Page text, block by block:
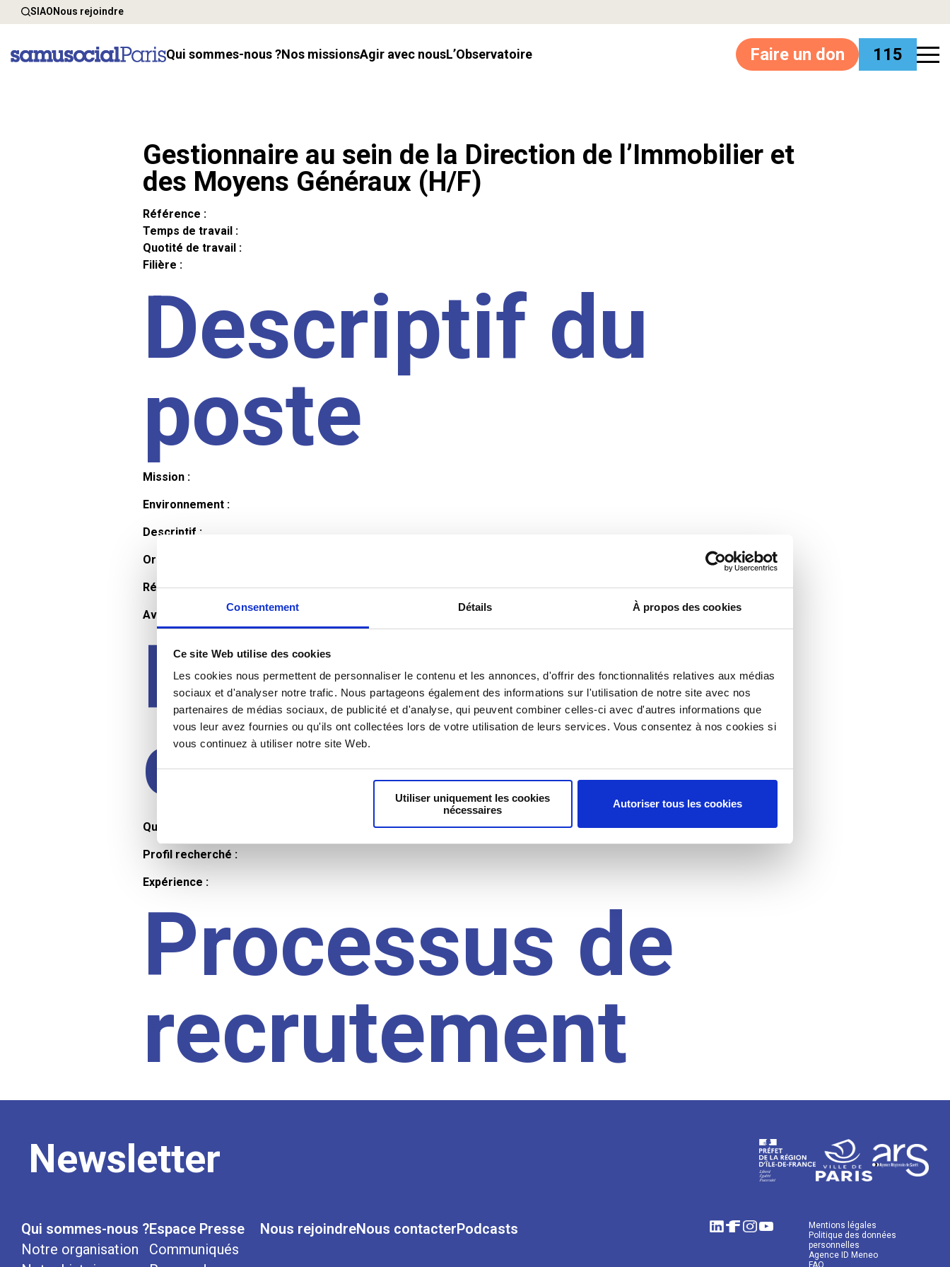
Consentement Détails À propos des cookies
Ce site Web utilise des cookies
Les cookies nous permettent de personnaliser le contenu et les annonces, d'offrir des fonctionnalités relatives aux médias
sociaux et d'analyser notre trafic. Nous partageons également des informations sur l'utilisation de notre site avec nos
partenaires de médias sociaux, de publicité et d'analyse, qui peuvent combiner celles-ci avec d'autres informations que
vous leur avez fournies ou qu'ils ont collectées lors de votre utilisation de leurs services. Vous consentez à nos cookies si
vous continuez à utiliser notre site Web.
Utiliser uniquement les cookies
nécessaires
Autoriser tous les cookies
SIAONous rejoindre
Qui sommes-nous ? Nos missions Agir avec nous l’Observatoire Faire un don 115
Gestionnaire au sein de la Direction de l’Immobilier et
des Moyens Généraux (H/F)
Référence :
Temps de travail :
Quotité de travail :
Filière :
Descriptif du
poste
Mission :
Environnement :
Descriptif :
Organisation et horaires :
Rémunération :
Avantages :
Profil du
candidat
Qualifications et diplômes :
Profil recherché :
Expérience :
Processus de
recrutement
Newsletter
Qui sommes-nous ?
Notre organisation
Espace Presse
Communiqués
Nous rejoindreNous contacterPodcasts
Mentions légales
Politique des données
personnelles
Agence ID Meneo
FAQ